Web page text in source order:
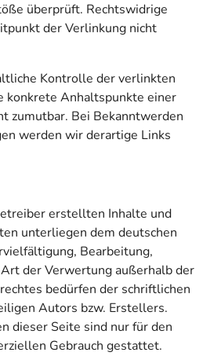
überprüft. Rechtswidrige
der Verlinkung nicht
Kontrolle der verlinkten
konkrete Anhaltspunkte einer
zumutbar. Bei Bekanntwerden
werden wir derartige Links
erstellten Inhalte und
unterliegen dem deutschen
Bearbeitung,
der Verwertung außerhalb der
bedürfen der schriftlichen
Autors bzw. Erstellers.
dieser Seite sind nur für den
Gebrauch gestattet.